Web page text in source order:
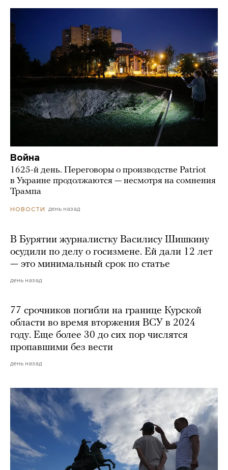
Война
1625-й день. Переговоры о производстве Patriot
в Украине продолжаются — несмотря на сомнения
Трампа
НОВОСТИ день назад
В Бурятии журналистку Василису Шишкину
осудили по делу о госизмене. Ей дали 12 лет
— это минимальный срок по статье
день назад
77 срочников погибли на границе Курской
области во время вторжения ВСУ в 2024
году. Еще более 30 до сих пор числятся
пропавшими без вести
день назад